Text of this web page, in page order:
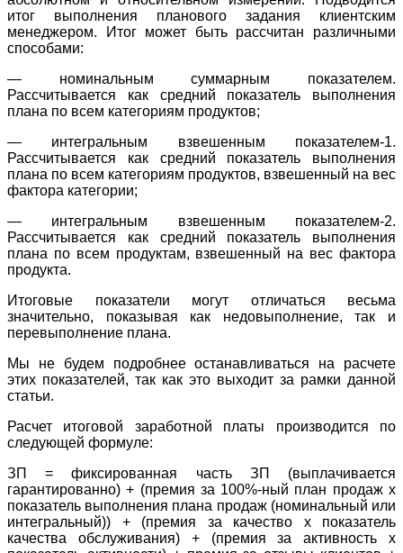
итог выполнения планового задания клиентским
менеджером. Итог может быть рассчитан различными
способами:
— номинальным суммарным показателем.
Рассчитывается как средний показатель выполнения
плана по всем категориям продуктов;
— интегральным взвешенным показателем-1.
Рассчитывается как средний показатель выполнения
плана по всем категориям продуктов, взвешенный на вес
фактора категории;
— интегральным взвешенным показателем-2.
Рассчитывается как средний показатель выполнения
плана по всем продуктам, взвешенный на вес фактора
продукта.
Итоговые показатели могут отличаться весьма
значительно, показывая как недовыполнение, так и
перевыполнение плана.
Мы не будем подробнее останавливаться на расчете
этих показателей, так как это выходит за рамки данной
статьи.
Расчет итоговой заработной платы производится по
следующей формуле:
ЗП = фиксированная часть ЗП (выплачивается
гарантированно) + (премия за 100%-ный план продаж x
показатель выполнения плана продаж (номинальный или
интегральный)) + (премия за качество x показатель
качества обслуживания) + (премия за активность x